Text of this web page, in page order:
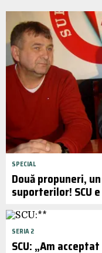
SPECIAL
Două propuneri,
suporterilor! SCU
SERIA 2
SCU: „Am